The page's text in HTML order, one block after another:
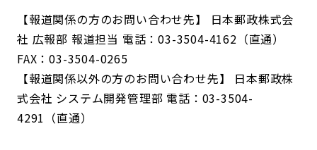
【報道関係の方のお問い合わせ先】 日本郵政株式会
社 広報部 報道担当 電話：03-3504-4162（直通）
FAX：03-3504-0265
【報道関係以外の方のお問い合わせ先】 日本郵政株
式会社 システム開発管理部 電話：03-3504-
4291（直通）